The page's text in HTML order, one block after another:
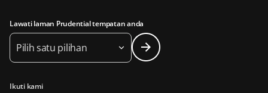
Lawati laman Prudential tempatan anda
Pilih satu pilihan
Ikuti kami